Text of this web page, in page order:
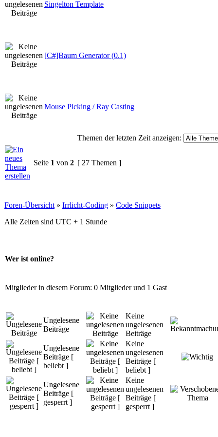
Singelton Template
[C#]Baum Generator (0.1)
Mouse Picking / Ray Casting
Themen der letzten Zeit anzeigen:
Seite 1 von 2 [ 27 Themen ]
Foren-Übersicht » Irrlicht-Coding » Code Snippets
Alle Zeiten sind UTC + 1 Stunde
Wer ist online?
Mitglieder in diesem Forum: 0 Mitglieder und 1 Gast
Ungelesene
Beiträge
Keine
ungelesenen
Beiträge
Ungelesene
Beiträge [
beliebt ]
Keine
ungelesenen
Beiträge [
beliebt ]
Ungelesene
Beiträge [
gesperrt ]
Keine
ungelesenen
Beiträge [
gesperrt ]